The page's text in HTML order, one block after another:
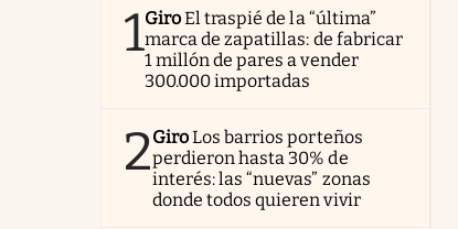
1GiroEl traspié de la “última”
marca de zapatillas: de fabricar
1 millón de pares a vender
300.000 importadas
2GiroLos barrios porteños
perdieron hasta 30% de
interés: las “nuevas” zonas
donde todos quieren vivir